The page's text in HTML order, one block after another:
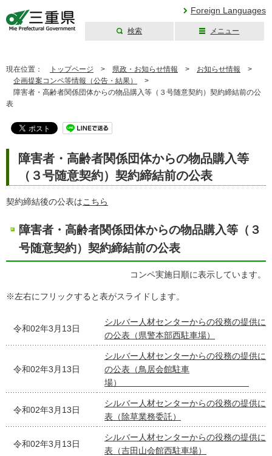
Foreign Languages
検索 メニュー
現在位置： トップページ > 県政・お知らせ情報 > お知らせ情報 >
企画提案コンペ等情報（公告・結果）
>
障害者・高齢者関係団体からの物品購入等（３号随意契約）契約締結前の公
表
障害者・高齢者関係団体からの物品購入等
（３号随意契約）契約締結前の公表
契約締結後の公表はこちら
障害者・高齢者関係団体からの物品購入等（３
号随意契約）契約締結前の公表
コンペ実施日順に表示しています。
※左右にフリックすると表がスライドします。
令和02年3月13日
シルバー人材センターからの役務の提供に
の公表（県警本部西駐車場）
令和02年3月13日
シルバー人材センターからの役務の提供に
の公表（鳥居会館駐車
場）
令和02年3月13日
シルバー人材センターからの役務の提供に
表（除草業務委託）
令和02年3月13日
シルバー人材センターからの役務の提供に
表（吉田山会館西駐車場）